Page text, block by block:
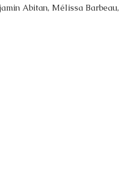
Abitan, Mélissa Barbeau,